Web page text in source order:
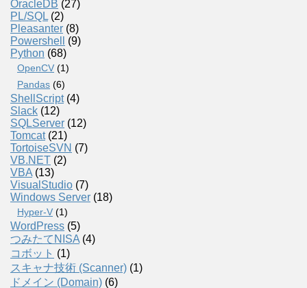
OracleDB (27)
PL/SQL (2)
Pleasanter (8)
Powershell
(9)
Python (68)
OpenCV (1)
Pandas (6)
ShellScript(4)
Slack (12)
SQLServer (12)
Tomcat(21)
TortoiseSVN (7)
VB.NET (2)
VBA (13)
VisualStudio (7)
Windows Server (18)
Hyper-V (1)
WordPress (5)
つみたてNISA (4)
コボット (1)
スキャナ技術 (Scanner) (1)
ドメイン (Domain) (6)